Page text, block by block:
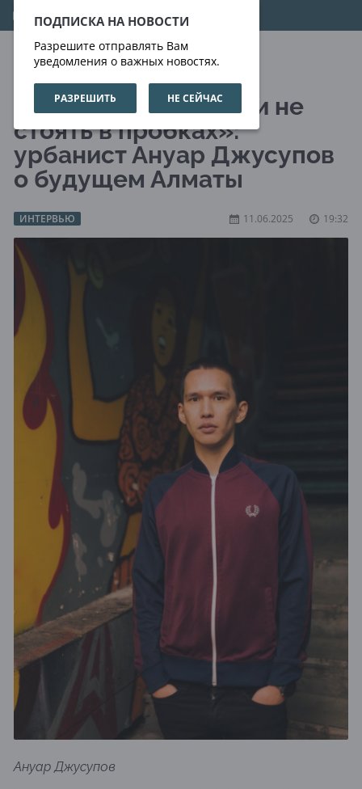
ПОДПИСКА НА НОВОСТИ
Разрешите отправлять Вам
уведомления о важных новостях.
РАЗРЕШИТЬ НЕ СЕЙЧАС
07.08.2026 07:00:54
«Дышать свободно и не
стоять в пробках»:
урбанист Ануар Джусупов
о будущем Алматы
ИНТЕРВЬЮ 11.06.2025 19:32
Ануар Джусупов